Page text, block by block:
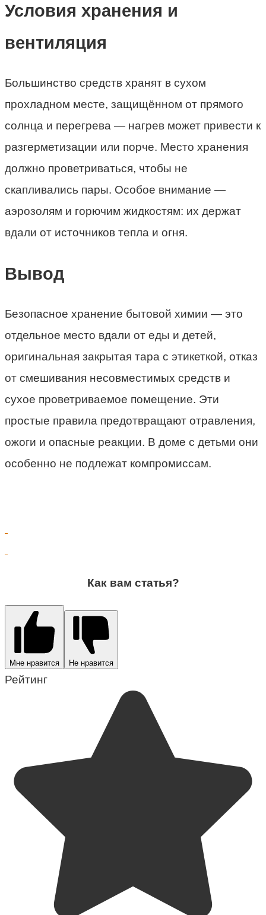
Условия хранения и
вентиляция
Большинство средств хранят в сухом
прохладном месте, защищённом от прямого
солнца и перегрева — нагрев может привести к
разгерметизации или порче. Место хранения
должно проветриваться, чтобы не
скапливались пары. Особое внимание —
аэрозолям и горючим жидкостям: их держат
вдали от источников тепла и огня.
Вывод
Безопасное хранение бытовой химии — это
отдельное место вдали от еды и детей,
оригинальная закрытая тара с этикеткой, отказ
от смешивания несовместимых средств и
сухое проветриваемое помещение. Эти
простые правила предотвращают отравления,
ожоги и опасные реакции. В доме с детьми они
особенно не подлежат компромиссам.
Как вам статья?
Мне нравится Не нравится
Рейтинг